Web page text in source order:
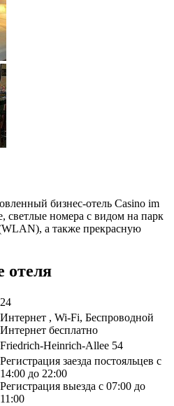
бизнес-отель Casino im
светлые номера с видом на парк
а также прекрасную
отеля
24
Интернет , Wi-Fi, Беспроводной
Интернет бесплатно
Friedrich-Heinrich-Allee 54
Регистрация заезда постояльцев с
14:00 до 22:00
Регистрация выезда с 07:00 до
11:00